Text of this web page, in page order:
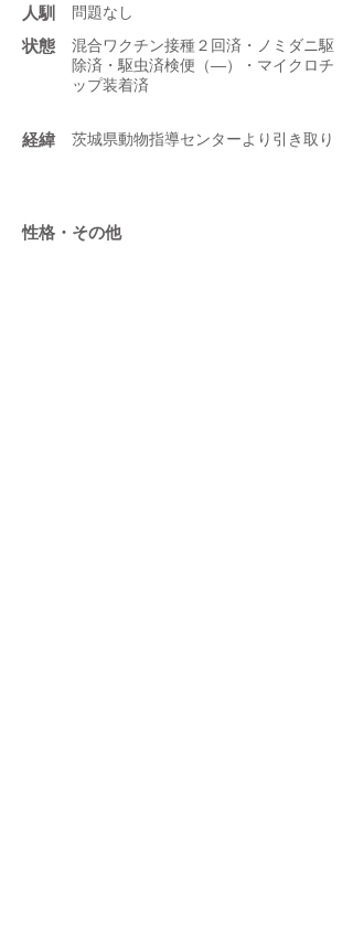
人馴 問題なし
状態
混合ワクチン接種２回済・ノミダニ駆
除済・駆虫済検便（―）・マイクロチ
ップ装着済
​経緯 茨城県動物指導センターより引き取り
性格・その他